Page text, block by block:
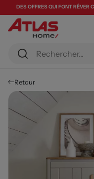
DES OFFRES QUI FONT RÊVER
Retour